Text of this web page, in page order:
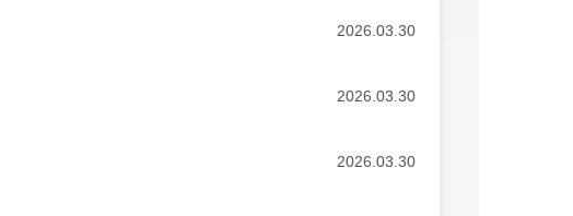
2026.03.30
2026.03.30
2026.03.30